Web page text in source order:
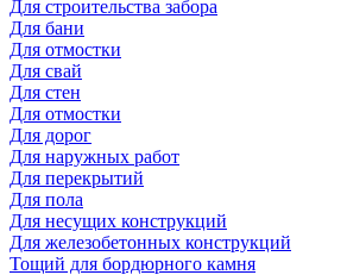
Для строительства забора
Для бани
Для отмостки
Для свай
Для стен
Для отмостки
Для дорог
Для наружных работ
Для перекрытий
Для пола
Для несущих конструкций
Для железобетонных конструкций
Тощий для бордюрного камня